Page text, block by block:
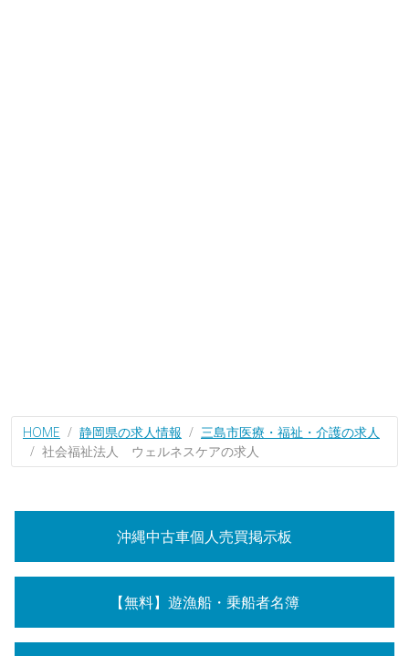
HOME 静岡県の求人情報
三島市医療・福祉・介護の求人
社会福祉法人 ウェルネスケアの求人
沖縄中古車個人売買掲示板
【無料】遊漁船・乗船者名簿